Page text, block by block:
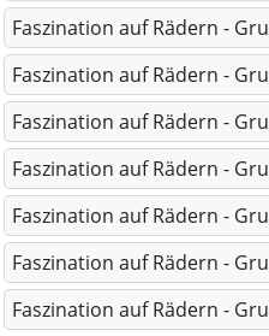
Faszination auf Rädern -
Faszination auf Rädern -
Faszination auf Rädern -
Faszination auf Rädern -
Faszination auf Rädern -
Faszination auf Rädern -
Faszination auf Rädern -